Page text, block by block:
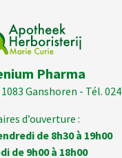
Pharma
Ganshoren - Tél.
d’ouverture :
de 8h30 à 19h00
de 9h00 à 18h00